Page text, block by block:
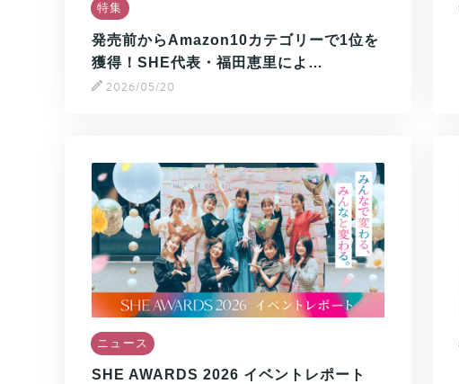
特集
発売前からAmazon10カテゴリーで1位を
獲得！SHE代表・福田恵里によ…
2026/05/20
ニュース
SHE AWARDS 2026 イベントレポート